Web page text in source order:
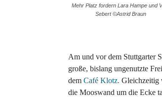
Mehr Platz fordern Lara Hampe und
Sebert ©Astrid Braun
Am und vor dem Stuttgarter
große, bislang ungenutzte
dem Café Klotz. Gleichzeitig
die Mooswand um die Ecke